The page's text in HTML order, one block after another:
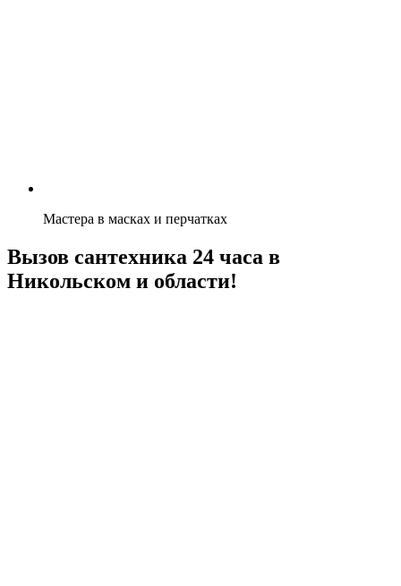
Мастера в масках и перчатках
Вызов сантехника 24 часа в
Никольском и области!